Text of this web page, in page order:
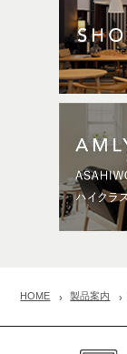
HOME 製品案内